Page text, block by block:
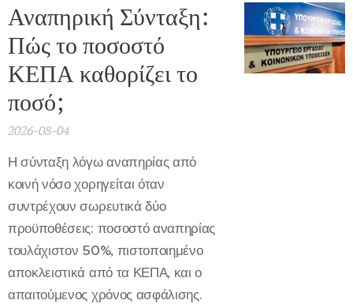
Αναπηρική Σύνταξη:
Πώς το ποσοστό
ΚΕΠΑ καθορίζει το
ποσό;
2026-08-04
Η σύνταξη λόγω αναπηρίας από
κοινή νόσο χορηγείται όταν
συντρέχουν σωρευτικά δύο
προϋποθέσεις: ποσοστό αναπηρίας
τουλάχιστον 50%, πιστοποιημένο
αποκλειστικά από τα ΚΕΠΑ, και ο
απαιτούμενος χρόνος ασφάλισης.